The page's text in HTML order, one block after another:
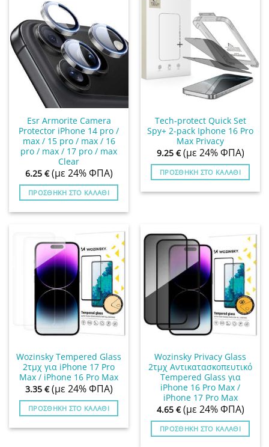
Esr Armorite Camera
Protector iPhone 14 pro /
max / 15 pro / max / 16
pro / max / 17 pro / max
Clear
6.25 € (με 24% ΦΠΑ)
ΠΡΟΣΘΉΚΗ ΣΤΟ ΚΑΛΆΘΙ
Tech-protect Quick Set
Spy+ 2-pack Iphone 16 Pro
Max Privacy
9.25 € (με 24% ΦΠΑ)
ΠΡΟΣΘΉΚΗ ΣΤΟ ΚΑΛΆΘΙ
Wozinsky Tempered Glass
2τμχ για iPhone 17 Pro
Max / iPhone 16 Pro Max
3.35 € (με 24% ΦΠΑ)
ΠΡΟΣΘΉΚΗ ΣΤΟ ΚΑΛΆΘΙ
Wozinsky Privacy Glass
2τμχ Αντικατασκοπευτικό
Tempered Glass για
iPhone 16 Pro Max /
iPhone 17 Pro Max
4.65 € (με 24% ΦΠΑ)
ΠΡΟΣΘΉΚΗ ΣΤΟ ΚΑΛΆΘΙ